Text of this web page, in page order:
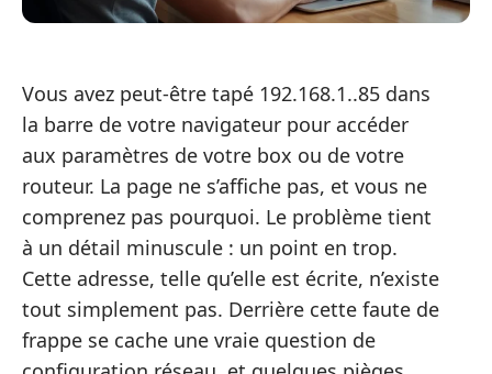
Vous avez peut-être tapé 192.168.1..85 dans
la barre de votre navigateur pour accéder
aux paramètres de votre box ou de votre
routeur. La page ne s’affiche pas, et vous ne
comprenez pas pourquoi. Le problème tient
à un détail minuscule : un point en trop.
Cette adresse, telle qu’elle est écrite, n’existe
tout simplement pas. Derrière cette faute de
frappe se cache une vraie question de